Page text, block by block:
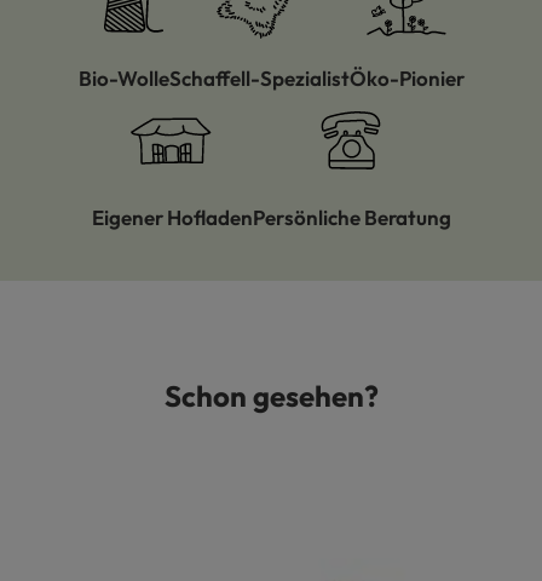
Bio-WolleSchaffell-SpezialistÖko-Pionier
Eigener HofladenPersönliche Beratung
Produktgalerie überspringenSchon gesehen?